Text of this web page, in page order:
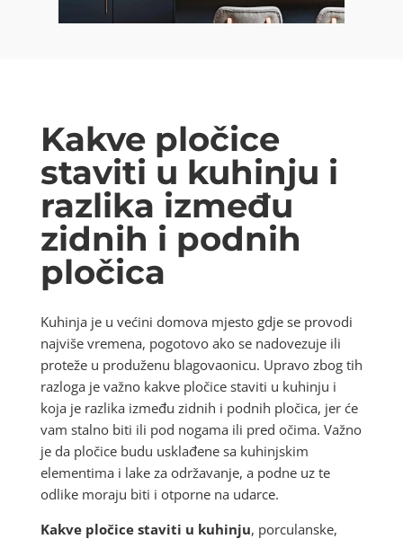
Kakve pločice
staviti u kuhinju i
razlika između
zidnih i podnih
pločica
Kuhinja je u većini domova mjesto gdje se provodi
najviše vremena, pogotovo ako se nadovezuje ili
proteže u produženu blagovaonicu. Upravo zbog tih
razloga je važno kakve pločice staviti u kuhinju i
koja je razlika između zidnih i podnih pločica, jer će
vam stalno biti ili pod nogama ili pred očima. Važno
je da pločice budu usklađene sa kuhinjskim
elementima i lake za održavanje, a podne uz te
odlike moraju biti i otporne na udarce.
Kakve pločice staviti u kuhinju, porculanske,